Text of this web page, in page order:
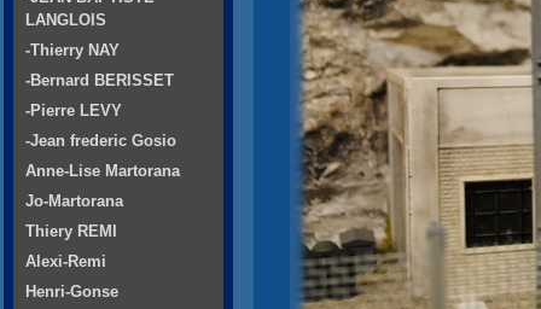
LANGLOIS
-Thierry NAY
-Bernard BERISSET
-Pierre LEVY
-Jean frederic Gosio
Anne-Lise Martorana
Jo-Martorana
Thiery REMI
Alexi-Remi
Henri-Gonse